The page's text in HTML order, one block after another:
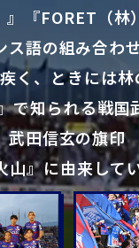
』『FORET（林
ス語の組み合わ
く、ときには
で知られる戦国
武田信玄の旗印
山』に由来して